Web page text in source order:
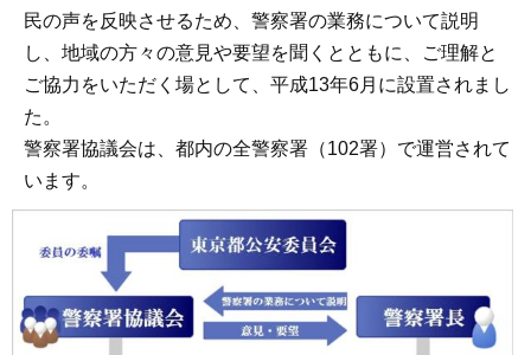
民の声を反映させるため、警察署の業務について説明
し、地域の方々の意見や要望を聞くとともに、ご理解と
ご協力をいただく場として、平成13年6月に設置されまし
た。
警察署協議会は、都内の全警察署（102署）で運営されて
います。